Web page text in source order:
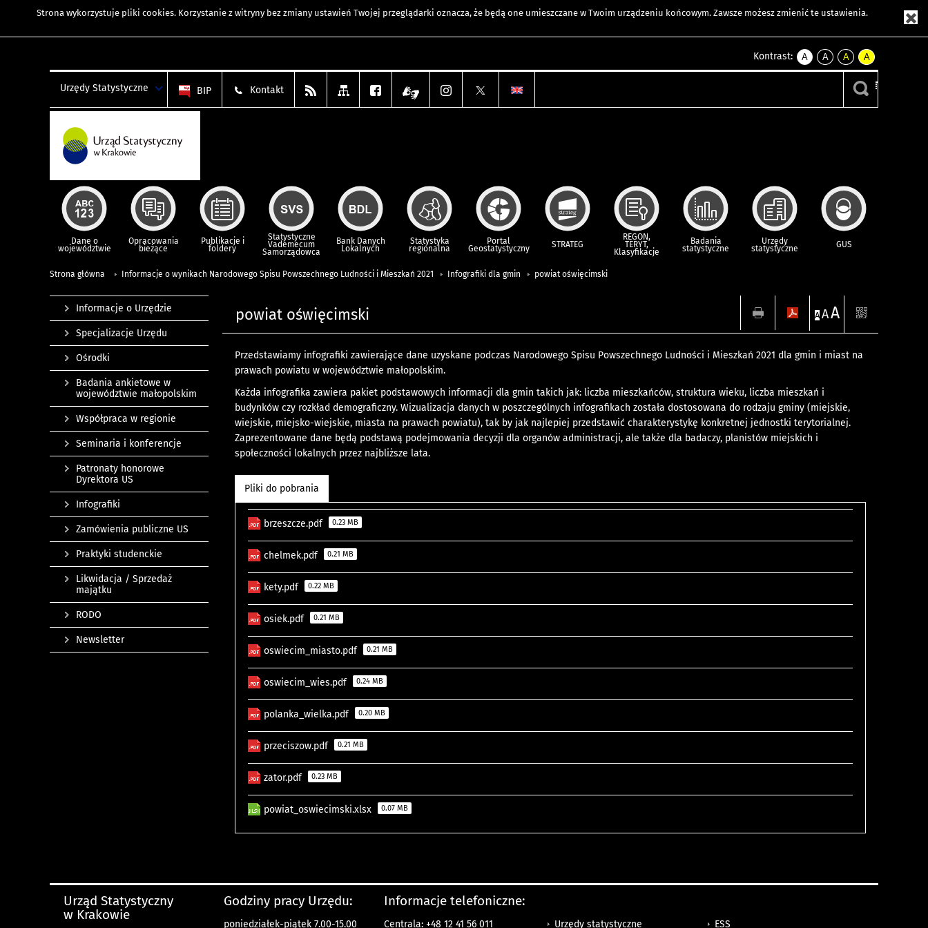
Strona wykorzystuje pliki cookies. Korzystanie z witryny bez zmiany ustawień Twojej przeglądarki oznacza, że będą one umieszczane w Twoim urządzeniu końcowym. Zawsze możesz zmienić te ustawienia.
Kontrast:
A
kontrast
A
kontrast
czarnym
A
kontrast
żółty
tekst
czarnym
A
kontrast
czarny
tekst
żółtym
Urzędy Statystyczne BIP Kontakt
Dane o
województwie
Opracowania
bieżące
Publikacje i
foldery
Statystyczne
Vademecum
Samorządowca
Bank Danych
Lokalnych
Statystyka
regionalna
Portal
Geostatystyczny STRATEG
REGON,
TERYT,
Klasyfikacje
Badania
statystyczne
Urzędy
statystyczne GUS
Strona główna Informacje o wynikach Narodowego Spisu Powszechnego Ludności i Mieszkań 2021 Infografiki dla gmin powiat oświęcimski
powiat oświęcimski A AA
Przedstawiamy infografiki zawierające dane uzyskane podczas Narodowego Spisu Powszechnego Ludności i Mieszkań 2021 dla gmin i miast na
prawach powiatu w województwie małopolskim.
Każda infografika zawiera pakiet podstawowych informacji dla gmin takich jak: liczba mieszkańców, struktura wieku, liczba mieszkań i
budynków czy rozkład demograficzny. Wizualizacja danych w poszczególnych infografikach została dostosowana do rodzaju gminy (miejskie,
wiejskie, miejsko-wiejskie, miasta na prawach powiatu), tak by jak najlepiej przedstawić charakterystykę konkretnej jednostki terytorialnej.
Zaprezentowane dane będą podstawą podejmowania decyzji dla organów administracji, ale także dla badaczy, planistów miejskich i
społeczności lokalnych przez najbliższe lata.
Pliki do pobrania
brzeszcze.pdf 0.23 MB
chelmek.pdf 0.21 MB
kety.pdf 0.22 MB
osiek.pdf 0.21 MB
oswiecim_miasto.pdf 0.21 MB
oswiecim_wies.pdf 0.24 MB
polanka_wielka.pdf 0.20 MB
przeciszow.pdf 0.21 MB
zator.pdf 0.23 MB
powiat_oswiecimski.xlsx 0.07 MB
Informacje o Urzędzie
Specjalizacje Urzędu
Ośrodki
Badania ankietowe w
województwie małopolskim
Współpraca w regionie
Seminaria i konferencje
Patronaty honorowe
Dyrektora US
Infografiki
Zamówienia publiczne US
Praktyki studenckie
Likwidacja / Sprzedaż
majątku
RODO
Newsletter
Urząd Statystyczny
w Krakowie
Godziny pracy Urzędu:
poniedziałek-piątek 7.00-15.00
Informacje telefoniczne:
Centrala: +48 12 41 56 011 Urzędy statystyczne ESS